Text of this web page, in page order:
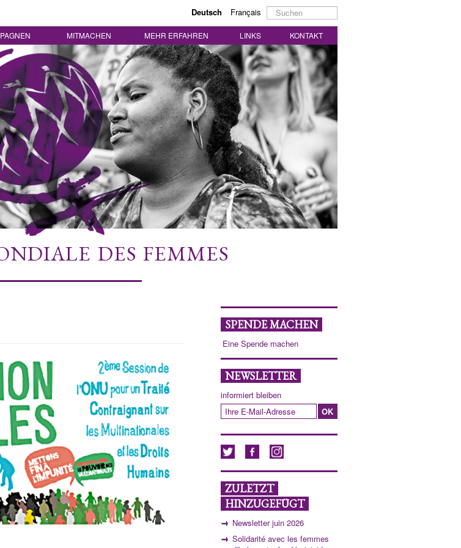
Deutsch Français
Suchen
...
MITMACHEN MEHR ERFAHREN LINKS KONTAKT
DES FEMMES
SPENDE MACHEN
Eine Spende machen
NEWSLETTER
informiert bleiben
ZULETZT
HINZUGEFÜGT
Newsletter juin 2026
Solidarité avec les femmes